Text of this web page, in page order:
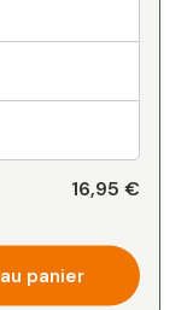
16,95 €
panier